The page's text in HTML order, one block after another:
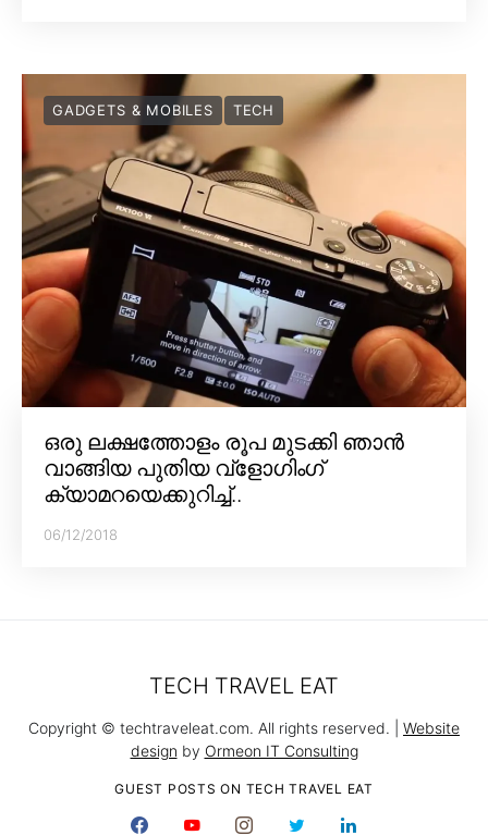
GADGETS & MOBILES TECH
ഒരു ലക്ഷത്തോളം രൂപ മുടക്കി ഞാൻ
വാങ്ങിയ പുതിയ വ്‌ളോഗിംഗ്
ക്യാമറയെക്കുറിച്ച്..
06/12/2018
GUEST POSTS ON TECH TRAVEL EAT
TECH TRAVEL EAT
Copyright © techtraveleat.com. All rights reserved. | Website
design by Ormeon IT Consulting